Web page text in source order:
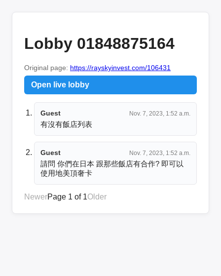
Lobby 01848875164
Original page: https://rayskyinvest.com/106431
Open live lobby
Guest Nov. 7, 2023, 1:52 a.m.
有沒有飯店列表
Guest Nov. 7, 2023, 1:52 a.m.
請問 你們在日本 跟那些飯店有合作? 即可以
使用地美頂奢卡
NewerPage 1 of 1Older